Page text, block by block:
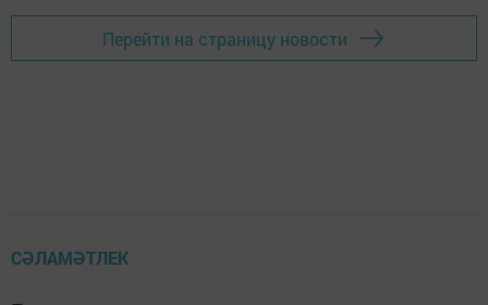
Перейти на страницу новости
СӘЛАМӘТЛЕК